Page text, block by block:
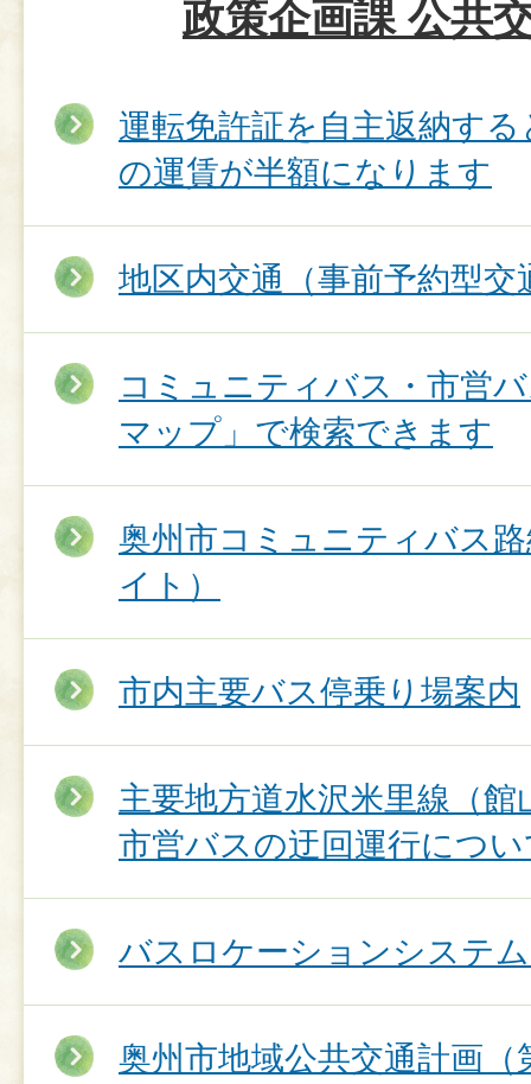
政策企画課 公共
運転免許証を自主返納す
の運賃が半額になります
地区内交通（事前予約型交
コミュニティバス・市営
マップ」で検索できます
奥州市コミュニティバス
イト）
市内主要バス停乗り場案内
主要地方道水沢米里線（
市営バスの迂回運行につ
バスロケーションシステ
奥州市地域公共交通計画